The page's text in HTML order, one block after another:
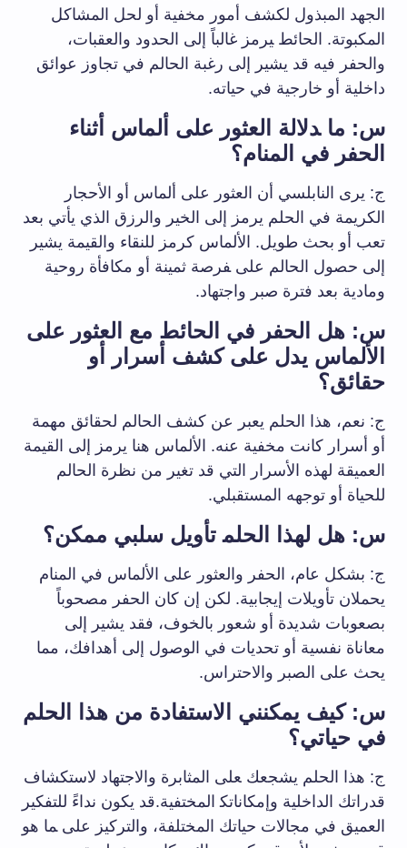
الجهد المبذول لكشف أمور مخفية أو ‌لحل المشاكل
المكبوتة.⁤ الحائط ‍يرمز غالباً​ إلى الحدود والعقبات،
والحفر فيه قد يشير إلى رغبة ⁢الحالم في تجاوز عوائق
داخلية أو خارجية في حياته.
س: ما ‍دلالة العثور ⁣على ألماس أثناء
الحفر في المنام؟
ج: يرى النابلسي أن العثور على ألماس أو الأحجار
الكريمة في الحلم يرمز إلى الخير والرزق الذي يأتي بعد
تعب أو بحث طويل. الألماس⁤ كرمز ​للنقاء والقيمة​ يشير
⁣إلى حصول الحالم على ‍فرصة ثمينة أو مكافأة ⁤روحية
‌ومادية بعد فترة صبر واجتهاد.
س: هل⁢ الحفر في⁢ الحائط مع العثور على
الألماس يدل ​على كشف أسرار أو
حقائق؟
ج: نعم، هذا⁣ الحلم يعبر عن كشف⁢ الحالم لحقائق مهمة⁤
أو أسرار ⁢كانت مخفية⁢ عنه. الألماس هنا يرمز إلى القيمة
العميقة لهذه الأسرار التي قد تغير من ⁢نظرة الحالم
للحياة أو توجهه المستقبلي.
س: ⁢هل لهذا ‌الحلم‍ تأويل سلبي ممكن؟
ج: بشكل‌ عام، الحفر‌ والعثور‌ على⁤ الألماس في المنام‌
يحملان تأويلات ⁢إيجابية. لكن إن كان الحفر مصحوباً‍
بصعوبات​ شديدة أو ‌شعور بالخوف، فقد يشير ⁤إلى
معاناة نفسية أو تحديات في الوصول إلى أهدافك، مما ​
يحث على الصبر والاحتراس.
س: كيف يمكنني الاستفادة من هذا‍ الحلم
في حياتي؟
ج: هذا​ الحلم يشجعك ‍على المثابرة والاجتهاد لاستكشاف
قدراتك الداخلية وإمكاناتك‍ المختفية.قد يكون نداءً للتفكير
العميق في مجالات ⁣حياتك المختلفة، والتركيز على ‍ما هو